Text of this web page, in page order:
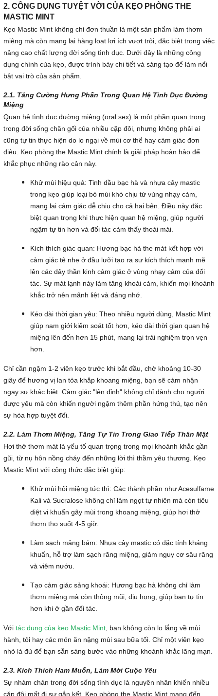
2. CÔNG DỤNG TUYỆT VỜI CỦA KẸO PHÒNG THE
MASTIC MINT
Kẹo Mastic Mint không chỉ đơn thuần là một sản phẩm làm thơm
miệng mà còn mang lại hàng loạt lợi ích vượt trội, đặc biệt trong việc
nâng cao chất lượng đời sống tình dục. Dưới đây là những công
dụng chính của kẹo, được trình bày chi tiết và sáng tạo để làm nổi
bật vai trò của sản phẩm.
2.1. Tăng Cường Hưng Phấn Trong Quan Hệ Tình Dục Đường
Miệng
Quan hệ tình dục đường miệng (oral sex) là một phần quan trọng
trong đời sống chăn gối của nhiều cặp đôi, nhưng không phải ai
cũng tự tin thực hiện do lo ngại về mùi cơ thể hay cảm giác đơn
điệu. Kẹo phòng the Mastic Mint chính là giải pháp hoàn hảo để
khắc phục những rào cản này.
Khử mùi hiệu quả: Tinh dầu bạc hà và nhựa cây mastic
trong kẹo giúp loại bỏ mùi khó chịu từ vùng nhạy cảm,
mang lại cảm giác dễ chịu cho cả hai bên. Điều này đặc
biệt quan trọng khi thực hiện quan hệ miệng, giúp người
ngậm tự tin hơn và đối tác cảm thấy thoải mái.
Kích thích giác quan: Hương bạc hà the mát kết hợp với
cảm giác tê nhẹ ở đầu lưỡi tạo ra sự kích thích mạnh mẽ
lên các dây thần kinh cảm giác ở vùng nhạy cảm của đối
tác. Sự mát lạnh này làm tăng khoái cảm, khiến mọi khoảnh
khắc trở nên mãnh liệt và đáng nhớ.
Kéo dài thời gian yêu: Theo nhiều người dùng, Mastic Mint
giúp nam giới kiểm soát tốt hơn, kéo dài thời gian quan hệ
miệng lên đến hơn 15 phút, mang lại trải nghiệm trọn vẹn
hơn.
Chỉ cần ngậm 1-2 viên kẹo trước khi bắt đầu, chờ khoảng 10-30
giây để hương vị lan tỏa khắp khoang miệng, bạn sẽ cảm nhận
ngay sự khác biệt. Cảm giác "lên đỉnh" không chỉ dành cho người
được yêu mà còn khiến người ngậm thêm phần hứng thú, tạo nên
sự hòa hợp tuyệt đối.
2.2. Làm Thơm Miệng, Tăng Tự Tin Trong Giao Tiếp Thân Mật
Hơi thở thơm mát là yếu tố quan trọng trong mọi khoảnh khắc gần
gũi, từ nụ hôn nồng cháy đến những lời thì thầm yêu thương. Kẹo
Mastic Mint với công thức đặc biệt giúp:
Khử mùi hôi miệng tức thì: Các thành phần như Acesulfame
Kali và Sucralose không chỉ làm ngọt tự nhiên mà còn tiêu
diệt vi khuẩn gây mùi trong khoang miệng, giúp hơi thở
thơm tho suốt 4-5 giờ.
Làm sạch mảng bám: Nhựa cây mastic có đặc tính kháng
khuẩn, hỗ trợ làm sạch răng miệng, giảm nguy cơ sâu răng
và viêm nướu.
Tạo cảm giác sảng khoái: Hương bạc hà không chỉ làm
thơm miệng mà còn thông mũi, dịu họng, giúp bạn tự tin
hơn khi ở gần đối tác.
Với tác dụng của kẹo Mastic Mint , bạn không còn lo lắng về mùi
hành, tỏi hay các món ăn nặng mùi sau bữa tối. Chỉ một viên kẹo
nhỏ là đủ để bạn sẵn sàng bước vào những khoảnh khắc lãng mạn.
2.3. Kích Thích Ham Muốn, Làm Mới Cuộc Yêu
Sự nhàm chán trong đời sống tình dục là nguyên nhân khiến nhiều
cặp đôi mất đi sự gắn kết. Kẹo phòng the Mastic Mint mang đến